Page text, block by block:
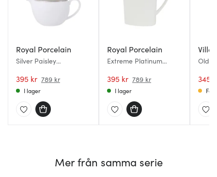
Royal Porcelain
Silver Paisley
395 kr 789 kr
I lager
Royal Porcelain
Extreme Platinum
395 kr 789 kr
I lager
Old
345
Få
Mer från samma serie